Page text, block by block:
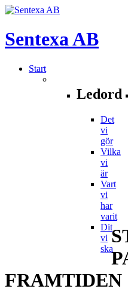
SentexaAB
Start
Ledord
Det
vi
gör
Vilka
vi
är
Vart
vi
har
varit
Dit
vi
ska
FRAMTIDEN